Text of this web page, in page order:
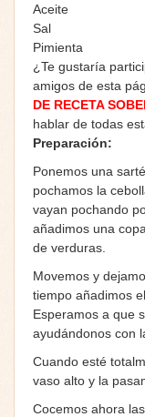
Aceite
Sal
Pimienta
¿Te gustaría
amigos de esta
DE RECETA
hablar de todas
Preparación:
Ponemos una
pochamos la
vayan pochando
añadimos una
de verduras.
Movemos y
tiempo añadimos
Esperamos a que
ayudándonos con
Cuando esté
vaso alto y la
Cocemos ahora